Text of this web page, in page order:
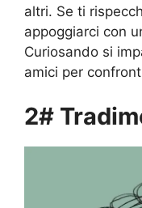
altri. Se ti
appoggiarci con
Curiosando si
amici per
2#